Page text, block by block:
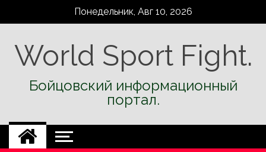
Понедельник, Авг 10, 2026
World Sport Fight.
Бойцовский информационный
портал.